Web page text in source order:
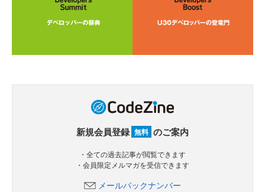
新規会員登録 無料 のご案内
・全ての過去記事が閲覧できます
・会員限定メルマガを受信できます
メールバックナンバー